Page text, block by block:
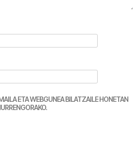
ETA WEBGUNEA BILATZAILE HONETAN